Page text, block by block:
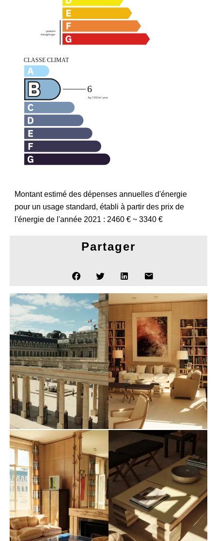
Montant estimé des dépenses annuelles d'énergie
pour un usage standard, établi à partir des prix de
l'énergie de l'année 2021 : 2460 € ~ 3340 €
Partager